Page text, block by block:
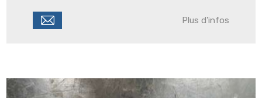
Plus d'infos